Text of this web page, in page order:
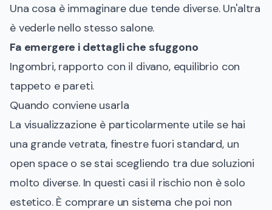
Una cosa è immaginare due tende diverse. Un'altra
è vederle nello stesso salone.
Fa emergere i dettagli che sfuggono
Ingombri, rapporto con il divano, equilibrio con
tappeto e pareti.
Quando conviene usarla
La visualizzazione è particolarmente utile se hai
una grande vetrata, finestre fuori standard, un
open space o se stai scegliendo tra due soluzioni
molto diverse. In questi casi il rischio non è solo
estetico. È comprare un sistema che poi non